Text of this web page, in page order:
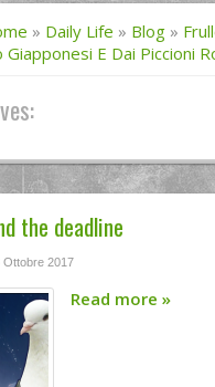
» Daily Life » Blog »
E Dai Piccioni
the deadline
Ottobre 2017
Read more »